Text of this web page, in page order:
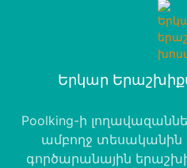
Երկար
Poolking-ի
ամբողջ տեսականին
գործարանային